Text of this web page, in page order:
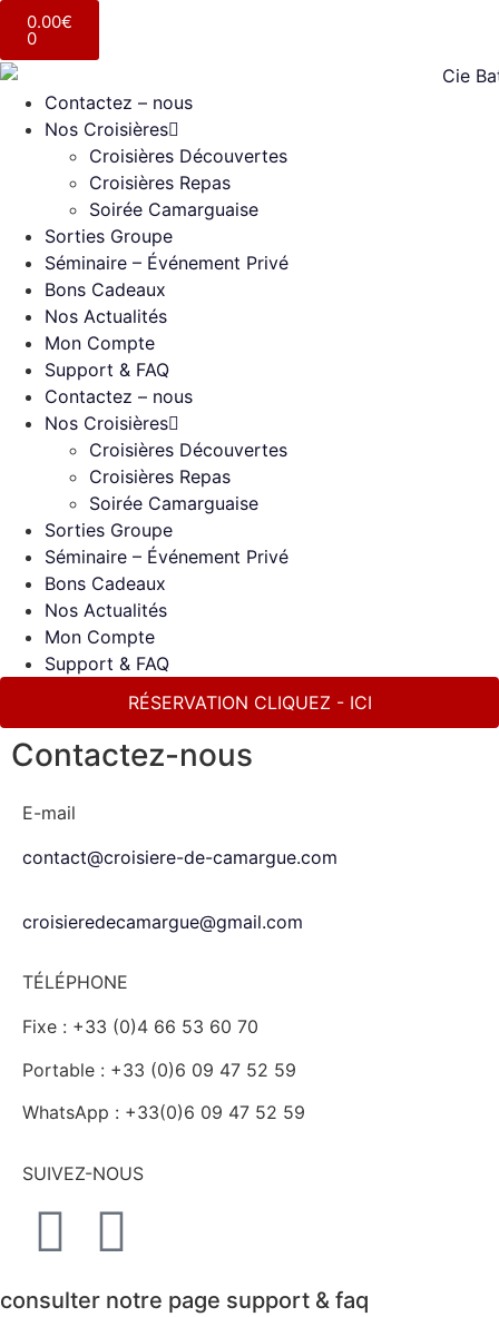
0.00€
0
Contactez – nous
Nos Croisières
Croisières Découvertes
Croisières Repas
Soirée Camarguaise
Sorties Groupe
Séminaire – Événement Privé
Bons Cadeaux
Nos Actualités
Mon Compte
Support & FAQ
Contactez – nous
Nos Croisières
Croisières Découvertes
Croisières Repas
Soirée Camarguaise
Sorties Groupe
Séminaire – Événement Privé
Bons Cadeaux
Nos Actualités
Mon Compte
Support & FAQ
RÉSERVATION CLIQUEZ - ICI
Contactez-nous
E-mail
contact@croisiere-de-camargue.com
croisieredecamargue@gmail.com
TÉLÉPHONE
Fixe : +33 (0)4 66 53 60 70
Portable : +33 (0)6 09 47 52 59
WhatsApp : +33(0)6 09 47 52 59
SUIVEZ-NOUS
consulter notre page support & faq